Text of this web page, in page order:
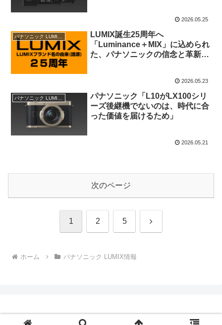
2026.05.25
パナソニック LUMIX情報
LUMIX誕生25周年へ
「Luminance＋MIX」に込められ
た、パナソニックの信念と革新の
2026.05.23
パナソニック「L10がLX100シリ
ーズ後継機でないのは、時代に合
った価値を届けるため」
2026.05.21
次のページ
1 2 5 次
ホーム パナソニック LUMIX情報